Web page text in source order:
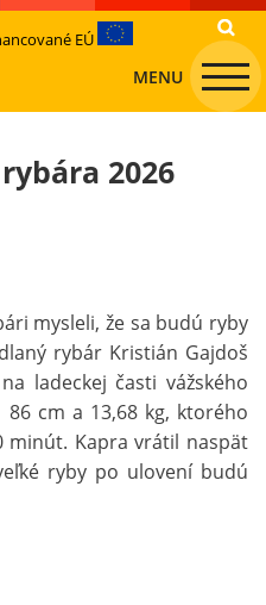
EÚ
MENU
2026
mysleli, že sa budú ryby
rybár Kristián Gajdoš
ladeckej časti vážského
cm a 13,68 kg, ktorého
minút. Kapra vrátil naspät
ryby po ulovení budú